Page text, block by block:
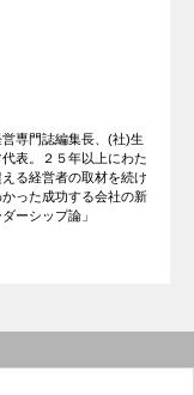
専門誌編集長、(社)生
表。２５年以上にわた
る経営者の取材を続け
った成功する会社の新
ーシップ論」